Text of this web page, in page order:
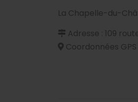
La Chapelle-du-
Adresse : 109
Coordonnées